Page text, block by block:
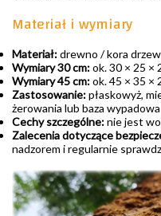
Materiał i wymiary
Materiał:drewno / kora
Wymiary 30 cm:ok. 30 × 25 ×
Wymiary 45 cm:ok. 45 × 35 ×
Zastosowanie:płaskowyż,
żerowania lub baza wypadowa
Cechy szczególne:nie jest
Zalecenia dotyczące
nadzorem i regularnie